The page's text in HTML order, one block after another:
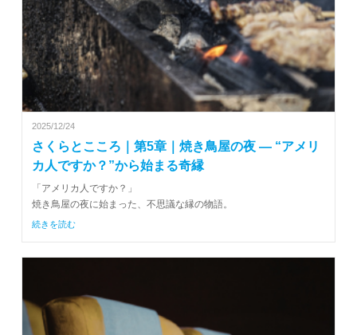
2025/12/24
さくらとこころ｜第5章｜焼き鳥屋の夜 ― “アメリ
カ人ですか？”から始まる奇縁
「アメリカ人ですか？」
焼き鳥屋の夜に始まった、不思議な縁の物語。
続きを読む